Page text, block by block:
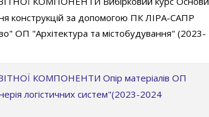
конструкцій за допомогою ПК ЛІРА-САПР
ОП "Архітектура та містобудування" (2023-
КОМПОНЕНТИ Опір матеріалів ОП
логістичних систем"(2023-2024